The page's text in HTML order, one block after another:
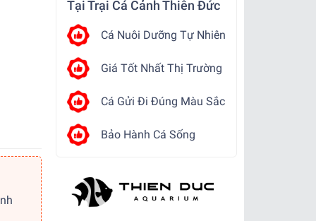
Tại Trại Cá Cảnh Thiên Đức
Cá Nuôi Dưỡng Tự Nhiên
Giá Tốt Nhất Thị Trường
Cá Gửi Đi Đúng Màu Sắc
Bảo Hành Cá Sống